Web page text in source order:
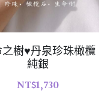
樹♥丹泉珍珠橄欖
純銀
NT$1,730